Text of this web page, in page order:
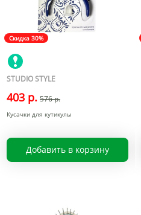
Скидка 30%
STUDIO STYLE
403 р. 576 р.
Кусачки для кутикулы
Добавить в корзину